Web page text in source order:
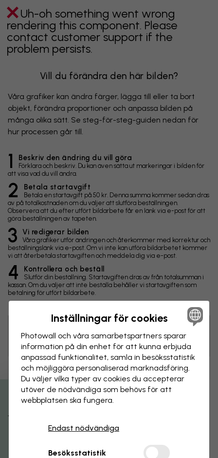
Uh-oh something went wrong
rendering this component. Please
contact customer support if the
problem persists.
Vill du förändra den här bilden?
Våra grafiker kan ändra färger, lägga till eller ta bort
objekt, förändra proportioner och anpassa bilden på
många olika sätt. Se steg-för-steg-guiden nedan för
hur processen går till.
1 Beskriv den ändring du vill göra
Förklara och beskriv. Du kan även sätta ut markeringar i bilden för
att visa vad du vill ändra.
2 Betala startavgift
Betala en startavgift på 50 kr. Denna summa kommer sedan dras
av på totalkostnaden om du väljer att slutföra beställningen.
Observera att du efter utfört bildarbete får en länk via e-post för att
göra beställningen av tapeten.
3 Vi redigerar bilden
Våra grafiker utför ändringen och återkommer med korrektur och
beställningslänk via e-post. Om vi inte kan utföra bildarbetet kommer
vi att återbetala startavgiften och meddela dig via e-post.
4 Kontrollera och beställ
Slutför din beställning. Startavgiften dras av från totalsumman i
kassan. Om du väljer att inte beställa behåller vi startavgiften som
betalning för utfört bildarbete.
Ändringar
Storlek
Tips! Du kan klicka på bilden för att göra en markering och
skriva en kommentar.
Få 15% rabatt
Inställningar för cookies
Photowall och våra samarbets­partners sparar
information på din enhet för att kunna erbjuda
anpassad funktionalitet, samla in besöks­statistik
och möjliggöra personaliserad marknads­föring.
Du väljer vilka typer av cookies du accepterar
utöver de nödvändiga som behövs för att
webbplatsen ska fungera.
Endast nödvändiga
Besöksstatistik